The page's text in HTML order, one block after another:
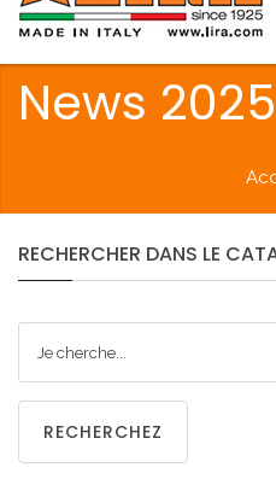
News 2025
RECHERCHER DANS LE
RECHERCHEZ